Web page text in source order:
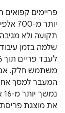
פריימים
יותר
תקועה ולא
שלמה בזמן
משתמש חלק.
המעבר למסך
את מוצגת